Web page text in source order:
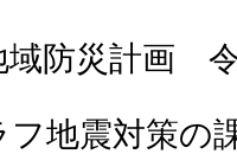
域防災計画
フ地震対策の